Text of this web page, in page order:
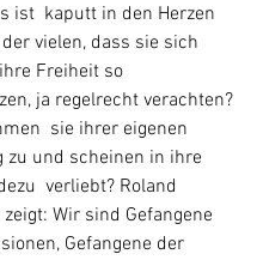
ist  kaputt in den Herzen
vielen, dass sie sich
Freiheit so
ja regelrecht verachten?
sie ihrer eigenen
zu und scheinen in ihre
verliebt? Roland
Wir sind Gefangene
Gefangene der